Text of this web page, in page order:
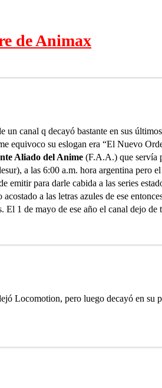
de Animax
un canal q decayó bastante en sus
equivoco su eslogan era “El Nuevo
Aliado del Anime (F.A.A.) que servía
a las 6:00 a.m. hora argentina pero
emitir para darle cabida a las series
a las letras azules de ese
El 1 de mayo de ese año el canal dejo de
Locomotion, pero luego decayó en